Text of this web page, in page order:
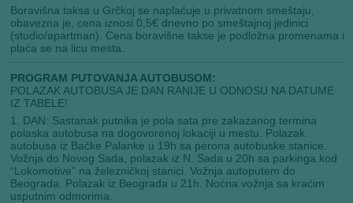
Boravišna taksa u Grčkoj se naplaćuje u privatnom smeštaju,
obavezna je, cena iznosi 0,5€ dnevno po smeštajnoj jedinici
(studio/apartman). Cena boravišne takse je podložna promenama i
plaća se na licu mesta.
PROGRAM PUTOVANJA AUTOBUSOM:
POLAZAK AUTOBUSA JE DAN RANIJE U ODNOSU NA DATUME
IZ TABELE!
1. DAN: Sastanak putnika je pola sata pre zakazanog termina
polaska autobusa na dogovorenoj lokaciji u mestu. Polazak
autobusa iz Bačke Palanke u 19h sa perona autobuske stanice.
Vožnja do Novog Sada, polazak iz N. Sada u 20h sa parkinga kod
“Lokomotive” na železničkoj stanici. Vožnja autoputem do
Beograda. Polazak iz Beograda u 21h. Noćna vožnja sa kraćim
usputnim odmorima.